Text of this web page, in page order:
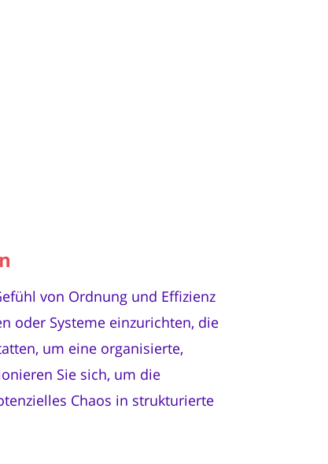
von Ordnung und Effizienz
oder Systeme einzurichten, die
um eine organisierte,
Sie sich, um die
Chaos in strukturierte